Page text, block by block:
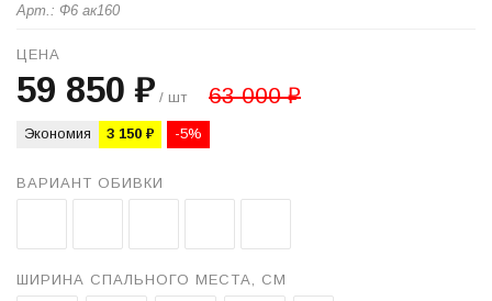
Арт.: Ф6 ак160
ЦЕНА
59 850 ₽ / шт 63 000 ₽
Экономия 3 150 ₽ -5%
ВАРИАНТ ОБИВКИ
ШИРИНА СПАЛЬНОГО МЕСТА, СМ